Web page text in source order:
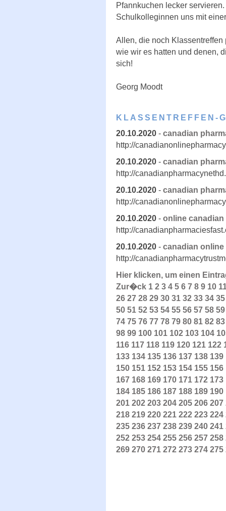
Pfannkuchen lecker
Schulkolleginnen uns mit
Allen, die noch
wie wir es hatten und denen,
sich!
Georg Moodt
KLASSENTREFFEN-
20.10.2020 - canadian
http://
20.10.2020 - canadian
http://
20.10.2020 - canadian
http://
20.10.2020 - online
http://
20.10.2020 - canadian
http://
Hier klicken, um einen
Zur�ck 1 2 3 4 5 6 7 8 9 10
26 27 28 29 30 31 32 33 34 35
50 51 52 53 54 55 56 57 58 59
74 75 76 77 78 79 80 81 82 83
98 99 100 101 102 103 104
116 117 118 119 120 121 122
133 134 135 136 137 138 139
150 151 152 153 154 155 156
167 168 169 170 171 172 173
184 185 186 187 188 189 190
201 202 203 204 205 206 207
218 219 220 221 222 223 224
235 236 237 238 239 240 241
252 253 254 255 256 257 258
269 270 271 272 273 274 275